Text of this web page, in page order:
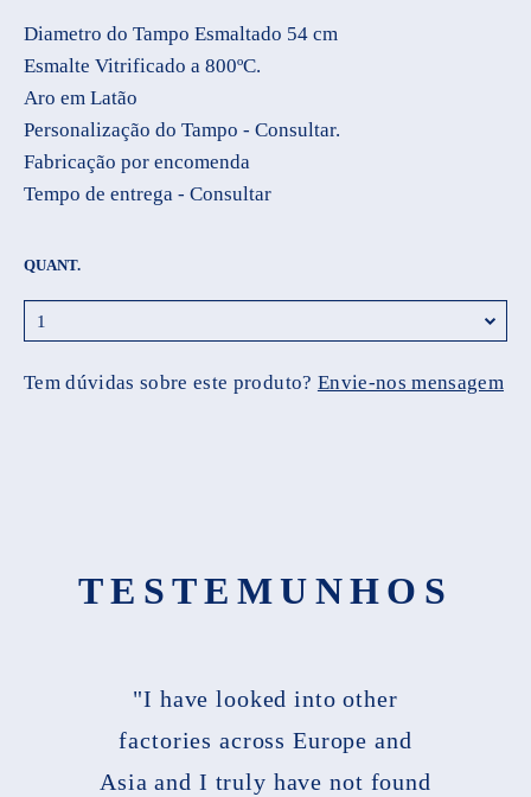
Diametro do Tampo Esmaltado 54 cm
Esmalte Vitrificado a 800ºC.
Aro em Latão
Personalização do Tampo - Consultar.
Fabricação por encomenda
Tempo de entrega - Consultar
QUANT.
Tem dúvidas sobre este produto? Envie-nos mensagem
TESTEMUNHOS
"I have looked into other
factories across Europe and
Asia and I truly have not found